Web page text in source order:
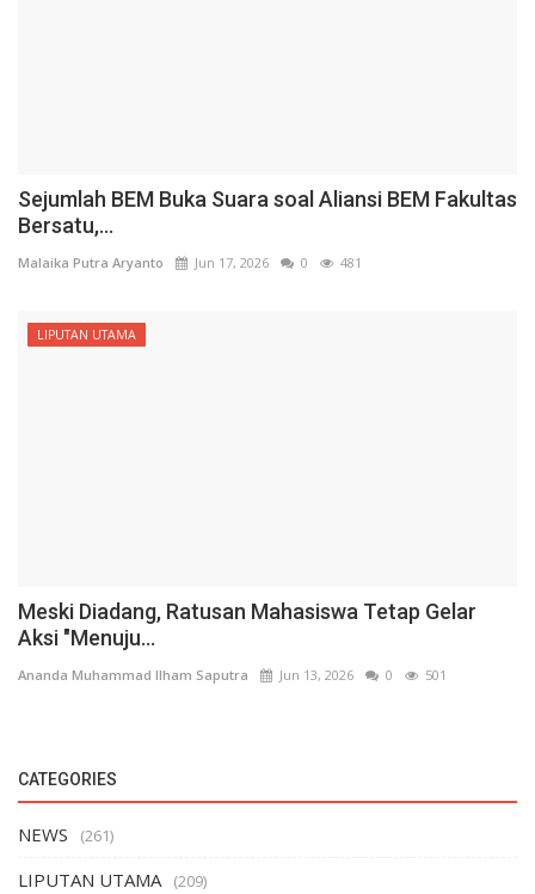
Sejumlah BEM Buka Suara soal Aliansi BEM Fakultas
Bersatu,...
Malaika Putra Aryanto Jun 17, 2026 0 481
LIPUTAN UTAMA
Meski Diadang, Ratusan Mahasiswa Tetap Gelar
Aksi "Menuju...
Ananda Muhammad Ilham Saputra Jun 13, 2026 0 501
CATEGORIES
NEWS (261)
LIPUTAN UTAMA (209)